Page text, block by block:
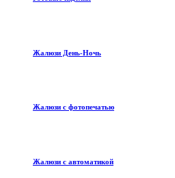
Жалюзи День-Ночь
Жалюзи с фотопечатью
Жалюзи с автоматикой